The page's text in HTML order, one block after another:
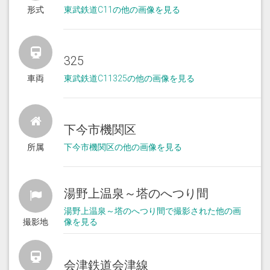
形式 東武鉄道C11の他の画像を見る
車両
325
東武鉄道C11325の他の画像を見る
所属
下今市機関区
下今市機関区の他の画像を見る
撮影地
湯野上温泉～塔のへつり間
湯野上温泉～塔のへつり間で撮影された他の画
像を見る
会津鉄道会津線